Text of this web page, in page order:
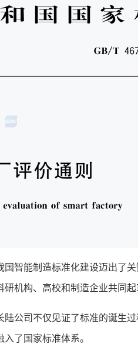
智能制造标准化建设迈出了关
机构、高校和制造企业共同起
公司不仅见证了标准的诞生过
了国家标准体系。